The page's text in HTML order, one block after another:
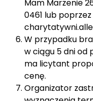
Mam Marzenie
0461 lub
W przypadku
w ciągu 5 dni od
ma licytant
cenę.
Organizator